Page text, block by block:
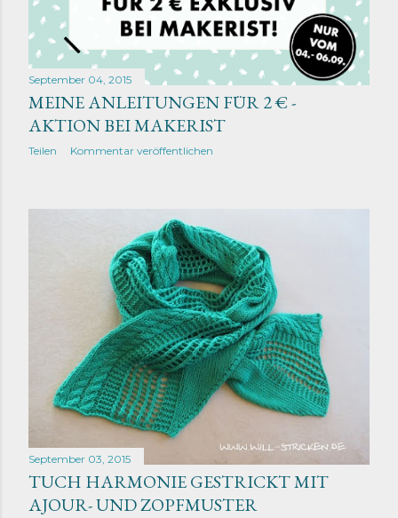
September 04, 2015
MEINE ANLEITUNGEN FÜR 2 € -
AKTION BEI MAKERIST
Teilen Kommentar veröffentlichen
September 03, 2015
TUCH HARMONIE GESTRICKT MIT
AJOUR- UND ZOPFMUSTER